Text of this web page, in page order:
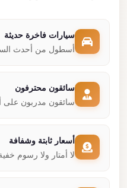
سيارات فاخرة حديثة
أسطول من أحدث
سائقون محترفون
سائقون مدربون على
أسعار ثابتة وشفافة
لا أمتار ولا رسوم